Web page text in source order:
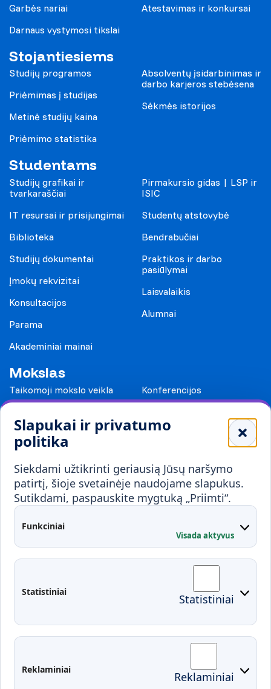
Slapukai ir privatumo
politika
Siekdami užtikrinti geriausią Jūsų naršymo
patirtį, šioje svetainėje naudojame slapukus.
Sutikdami, paspauskite mygtuką „Priimti“.
Funkciniai
Visada aktyvus
Statistiniai Statistiniai
Reklaminiai Reklaminiai
Garbės nariai
Darnaus vystymosi tikslai
Atestavimas ir konkursai
Stojantiesiems
Studijų programos
Priėmimas į studijas
Metinė studijų kaina
Priėmimo statistika
Absolventų įsidarbinimas ir
darbo karjeros stebėsena
Sėkmės istorijos
Studentams
Studijų grafikai ir
tvarkaraščiai
IT resursai ir prisijungimai
Biblioteka
Studijų dokumentai
Įmokų rekvizitai
Konsultacijos
Parama
Akademiniai mainai
Pirmakursio gidas | LSP ir
ISIC
Studentų atstovybė
Bendrabučiai
Praktikos ir darbo
pasiūlymai
Laisvalaikis
Alumnai
Mokslas
Taikomoji mokslo veikla
Konferencijos
Mokykloms
Visuomenei ir verslui
Mokymai ir konsultavimas
Partnerystės
Karjera
Kontaktai
Administracija
Fakultetai
Studentų atstovybė
Moodle
EDINA
Pasirengimas ekstremaliai